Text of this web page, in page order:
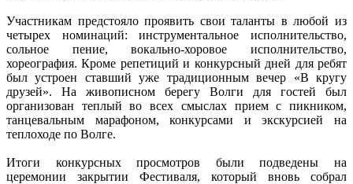
Участникам предстояло проявить свои таланты в любой из
четырех номинаций: инструментальное исполнительство,
сольное пение, вокально-хоровое исполнительство,
хореография. Кроме репетиций и конкурсный дней для ребят
был устроен ставший уже традиционным вечер «В кругу
друзей». На живописном берегу Волги для гостей был
организован теплый во всех смыслах прием с пикником,
танцевальным марафоном, конкурсами и экскурсией на
теплоходе по Волге.
Итоги конкурсных просмотров были подведены на
церемонии закрытии Фестиваля, который вновь собрал